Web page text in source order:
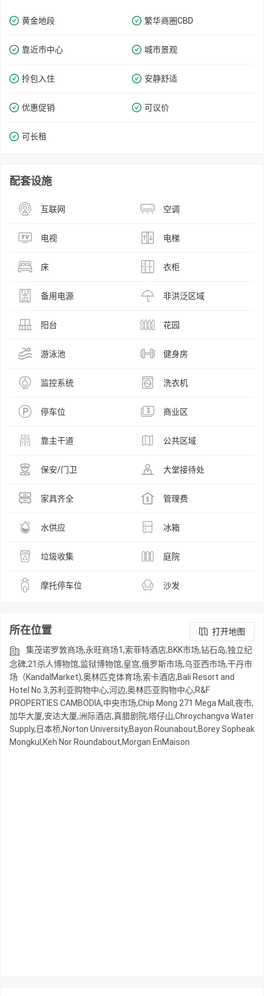
黄金地段 繁华商圈​​CBD
靠近市中心 城市景观
拎包入住 安静舒适
优惠促销 可议价
可长租
配套设施
互联网 空调
电视 电梯
床 衣柜
备用电源 非洪泛区域
阳台 花园
游泳池 健身房
监控系统 洗衣机
停车位 商业区
靠主干道 公共区域
保安/门卫 大堂接待处
家具齐全 管理费
水供应 冰箱
垃圾收集 庭院
摩托停车位 沙发
所在位置
打开地图
集茂诺罗敦商场,永旺商场1,索菲特酒店,BKK市场,钻石岛,独立纪
念碑,21杀人博物馆,监狱博物馆,皇宫,俄罗斯市场,乌亚西市场,干丹市
场（KandalMarket),奥林匹克体育场,索卡酒店,Bali Resort and
Hotel No.3,苏利亚购物中心,河边,奥林匹亚购物中心,R&F
PROPERTIES CAMBODIA,中央市场,Chip Mong 271 Mega Mall,夜市,
加华大厦,安达大厦,洲际酒店,真腊剧院,塔仔山,Chroychangva Water
Supply,日本桥,Norton University,Bayon Rounabout,Borey Sopheak
Mongkul,Keh Nor Roundabout,Morgan EnMaison